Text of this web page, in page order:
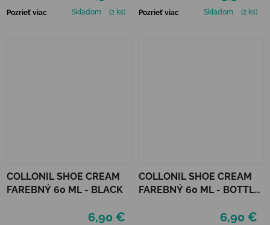
Pozrieť viac Skladom (2 ks) Pozrieť viac Skladom (2 ks)
COLLONIL SHOE CREAM
FAREBNÝ 60 ML - BLACK
6,90 €
COLLONIL SHOE CREAM
FAREBNÝ 60 ML - BOTTLE
6,90 €